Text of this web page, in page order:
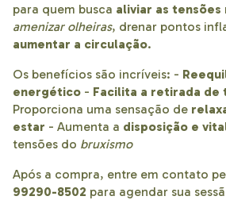
para quem busca aliviar as tensões
amenizar olheiras, drenar pontos
aumentar a circulação.
Os benefícios são incríveis: -
energético - Facilita a retirada de
Proporciona uma sensação de
estar - Aumenta a disposição e
tensões do bruxismo
Após a compra, entre em contato
99290-8502 para agendar sua